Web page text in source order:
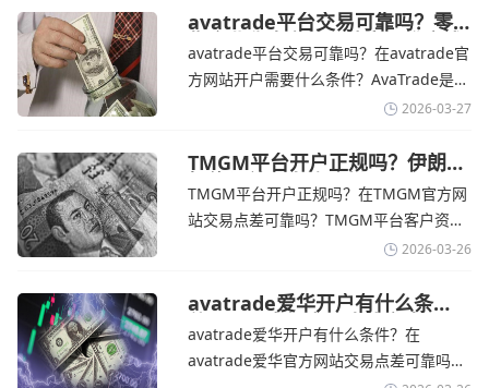
险管理工具。通过TMGM官网交易资讯了
解，金价周四回落，受​美元走强和油价上
涨，使通胀担忧保持不变‌对加息的持续预
avatrade平台交易可靠吗？零
售企业称中东地区冲突正推高成
本avatrade官网
avatrade平台交易可靠吗？在avatrade官
方网站开户需要什么条件？‌‌‌AvaTrade是一
个在交易优势和可靠性两方面都非常均衡
在学习和探索中成长的新手交易者。通过
avatrade官网交易资讯了解，零售企业警
告称，中东地区的冲突正在推高成本，如
2026-03-27
TMGM平台开户正规吗？伊朗仍
拒绝与美国直接谈判-TMGM官
网
TMGM平台开户正规吗？在TMGM官方网
站交易点差可靠吗？‌‌‌TMGM平台客户资金
存放在澳大利亚国民银行等顶级银行的独
TMGM官网交易资讯了解，伊朗外交部长
表示，尽管德黑兰高级官员正在审查美国
结束战争的提议
2026-03-26
avatrade爱华开户有什么条
件？亚洲市场交易喜忧参半-
avatrade爱华官网
avatrade爱华开户有什么条件？在
avatrade爱华官方网站交易点差可靠吗？‌‌‌